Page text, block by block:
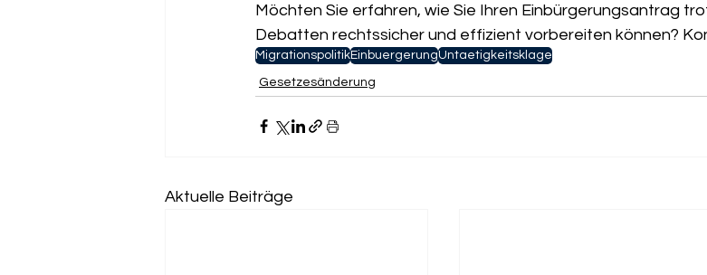
Möchten Sie erfahren, wie Sie Ihren Einbürgerungsantrag
Debatten rechtssicher und effizient vorbereiten können?
MigrationspolitikEinbuergerungUntaetigkeitsklage
Gesetzesänderung
Aktuelle Beiträge